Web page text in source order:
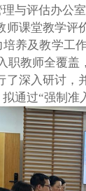
与评估办公室
课堂教学
培养及教学工
教师全覆
深入研讨，
拟通过“强制准